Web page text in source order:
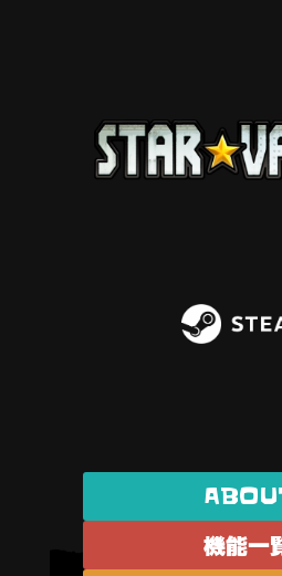
機能一